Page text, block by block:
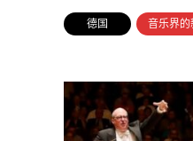
德国 音乐界的